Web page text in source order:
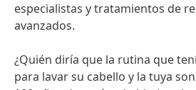
especialistas y tratamientos de
avanzados.
¿Quién diría que la rutina que
para lavar su cabello y la tuya